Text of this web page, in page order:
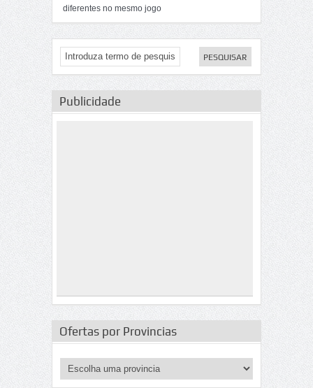
diferentes no mesmo jogo
Publicidade
Ofertas por Provincias